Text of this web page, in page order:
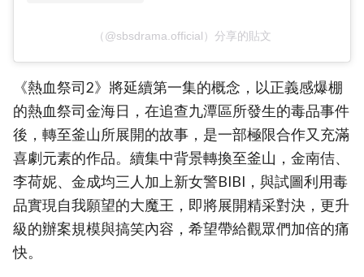
（@sbsdrama.official）分享的貼文
《熱血祭司2》將延續第一集的概念，以正義感爆棚
的熱血祭司金海日，在追查九潭區所發生的毒品事件
後，轉至釜山所展開的故事，是一部極限合作又充滿
喜劇元素的作品。續集中背景轉換至釜山，金南佶、
李荷妮、金成均三人加上新女警BIBI，與試圖利用毒
品實現自我願望的大魔王，即將展開精采對決，更升
級的辦案規模與搞笑內容，希望帶給觀眾們加倍的痛
快。